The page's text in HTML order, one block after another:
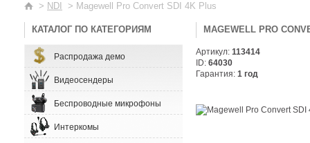
> NDI > Magewell Pro Convert SDI 4K Plus
КАТАЛОГ ПО КАТЕГОРИЯМ
Распродажа демо
Видеосендеры
Беспроводные микрофоны
Интеркомы
MAGEWELL PRO
Артикул: 113414
ID: 64030
Гарантия: 1 год